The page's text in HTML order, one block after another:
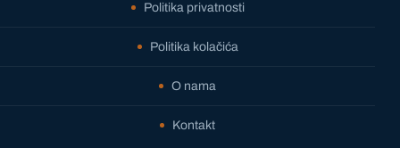
Politika privatnosti
Politika kolačića
O nama
Kontakt